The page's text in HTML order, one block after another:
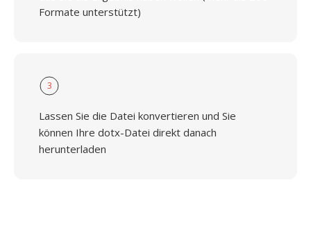
Formate unterstützt)
3
Lassen Sie die Datei konvertieren und Sie
können Ihre dotx-Datei direkt danach
herunterladen